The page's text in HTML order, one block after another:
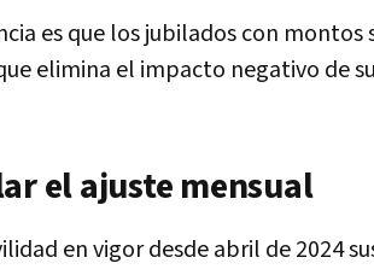
es que los jubilados con
elimina el impacto negativo de
el ajuste mensual
en vigor desde abril de 2024